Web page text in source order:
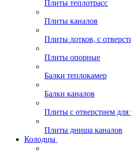
Плиты теплотрасс
Плиты каналов
Плиты лотков, с
Плиты опорные
Балки теплокамер
Балки каналов
Плиты с отверстием для
Плиты днища каналов
Колодцы